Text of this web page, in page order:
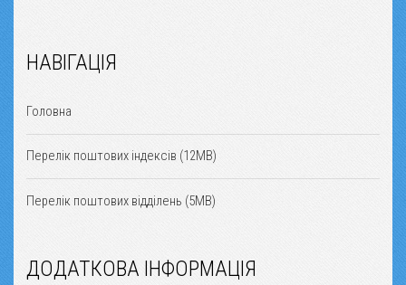
НАВІГАЦІЯ
Головна
Перелік поштових індексів (12MB)
Перелік поштових відділень (5MB)
ДОДАТКОВА ІНФОРМАЦІЯ